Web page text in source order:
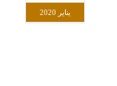
يناير 2020